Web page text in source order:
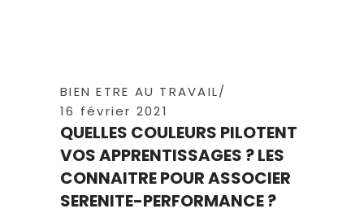
BIEN ETRE AU TRAVAIL
16 février 2021
QUELLES COULEURS PILOTENT
VOS APPRENTISSAGES ? LES
CONNAITRE POUR ASSOCIER
SERENITE-PERFORMANCE ?